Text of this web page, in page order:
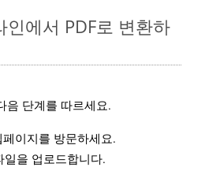
인에서 PDF로 변환하
음 단계를 따르세요.
페이지를 방문하세요.
일을 업로드합니다.